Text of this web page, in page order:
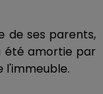
de ses parents,
été amortie par
l'immeuble.